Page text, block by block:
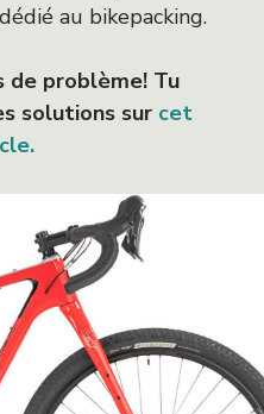
au bikepacking.
de problème! Tu
solutions sur cet